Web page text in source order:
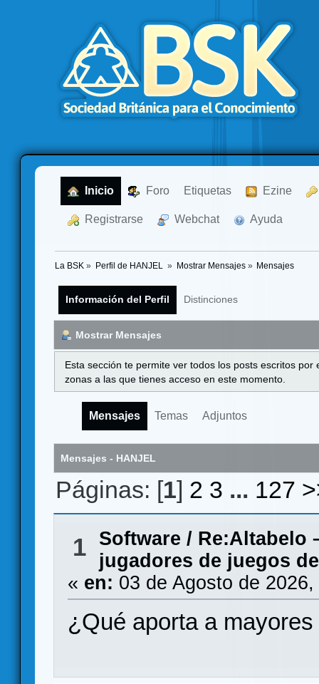
Inicio Foro Etiquetas Ezine
Registrarse Webchat Ayuda
La BSK » Perfil de HANJEL » Mostrar Mensajes» Mensajes
Información del Perfil Distinciones
Mostrar Mensajes
Esta sección te permite ver todos los posts escritos
zonas a las que tienes acceso en este momento.
Mensajes Temas Adjuntos
Mensajes - HANJEL
Páginas: [1] 2 3 ... 127
1 Software / Re:Altabelo
jugadores de juegos
« en: 03 de Agosto de
¿Qué aporta a